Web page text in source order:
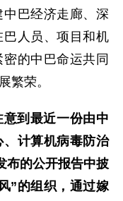
巴经济走廊、深
人员、项目和机
的中巴命运共同
繁荣。
意到最近一份由中
、计算机病毒防治
布的公开报告中披
”的组织，通过嫁